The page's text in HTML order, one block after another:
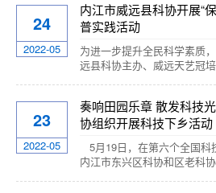
24
2022-05
内江市威远县科协开展“
普实践活动
为进一步提升全民科学素质
远县科协主办、威远天艺冠
线下两部分开展。在5月17日
人参加，广大青少年通过上传
动在县天府科技云服务中心
23
2022-05
奏响田园乐章 散发科技
协组织开展科技下乡活动
5月19日，在第六个全国科
内江市东兴区科协和区老科